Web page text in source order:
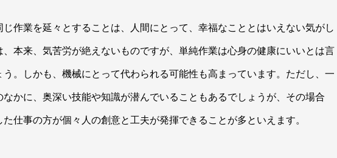
作業を延々とすることは、人間にとって、幸福なこととはいえない気がし
、本来、気苦労が絶えないものですが、単純作業は心身の健康にいいとは言
う。しかも、機械にとって代わられる可能性も高まっています。ただし、一
なかに、奥深い技能や知識が潜んでいることもあるでしょうが、その場合
仕事の方が個々人の創意と工夫が発揮できることが多といえます。